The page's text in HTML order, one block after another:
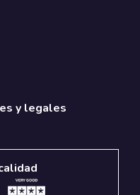
y legales